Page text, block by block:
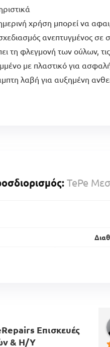
χρήση μπορεί να
ανεπτυγμένος
τη φλεγμονή των ούλων,
με πλαστικό για
λαβή για αυξημένη
TePe
Επισκευές
& H/Y